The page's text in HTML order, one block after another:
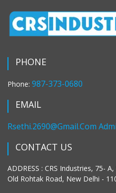
PHONE
Phone: 987-373-0680
EMAIL
Rsethi.2690@gmail.com
CONTACT US
ADDRESS : CRS Industries, 75-
Old Rohtak Road, New Delhi -